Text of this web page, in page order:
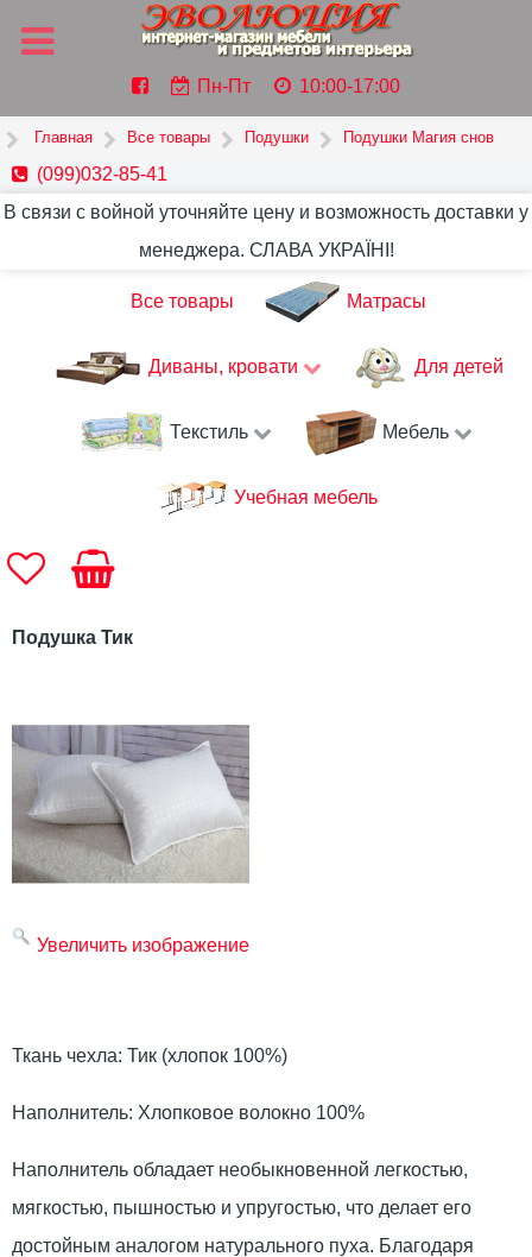
Пн-Пт 10:00-17:00
Главная Все товары Подушки Подушки Магия снов
(099)032-85-41
В связи с войной уточняйте цену и возможность доставки у
менеджера. СЛАВА УКРАЇНІ!
Все товары Матрасы
Диваны, кровати Для детей
Текстиль Мебель
Учебная мебель
Подушка Тик
Увеличить изображение
Ткань чехла: Тик (хлопок 100%)
Наполнитель: Хлопковое волокно 100%
Наполнитель обладает необыкновенной легкостью,
мягкостью, пышностью и упругостью, что делает его
достойным аналогом натурального пуха. Благодаря